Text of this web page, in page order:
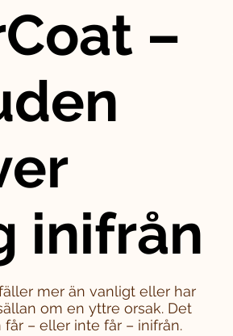
–
inifrån
mer än vanligt eller har
om en yttre orsak. Det
– eller inte får – inifrån.